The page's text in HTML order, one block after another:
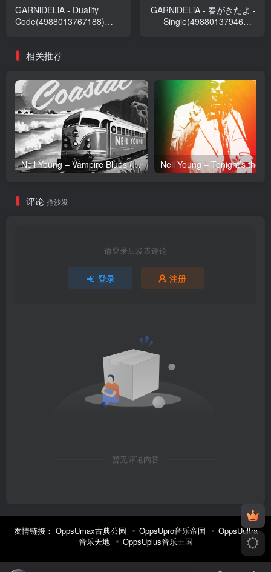
GARNiDELiA - Duality
Code(4988013767188)
GARNiDELiA - 春がきたよ -
Single(4988013794689)
相关推荐
Neil Young – Vampire Blues (Live) – Single(054391239303)【24bit／96.0kHz】土耳其区
评论 抢沙发
请登录后发表评论
登录 注册
暂无评论内容
友情链接： OppsUmax古典公园 OppsUpro音乐帝国
OppsUultra
音乐天地
OppsUplus音乐王国